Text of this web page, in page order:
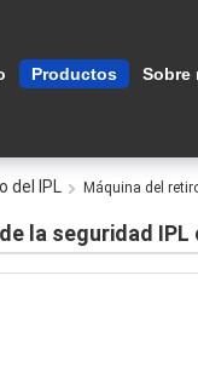
Productos Sobre
del IPL Máquina del
la seguridad